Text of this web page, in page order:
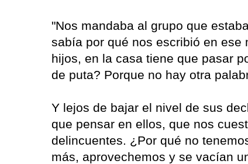
"Nos mandaba al grupo que
sabía por qué nos escribió en ese
hijos, en la casa tiene que pasar
de puta? Porque no hay otra
Y lejos de bajar el nivel de sus
que pensar en ellos, que nos
delincuentes. ¿Por qué no
más, aprovechemos y se vacían